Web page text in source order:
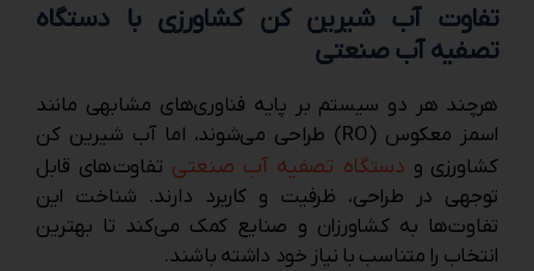
تفاوت آب شیرین ‌کن کشاورزی با دستگاه
تصفیه آب صنعتی
هرچند هر دو سیستم بر پایه فناوری‌های مشابهی مانند
اسمز معکوس (RO) طراحی می‌شوند، اما آب شیرین‌ کن
کشاورزی و دستگاه تصفیه آب صنعتی تفاوت‌های قابل
توجهی در طراحی، ظرفیت و کاربرد دارند. شناخت این
تفاوت‌ها به کشاورزان و صنایع کمک می‌کند تا بهترین
انتخاب را متناسب با نیاز خود داشته باشند.